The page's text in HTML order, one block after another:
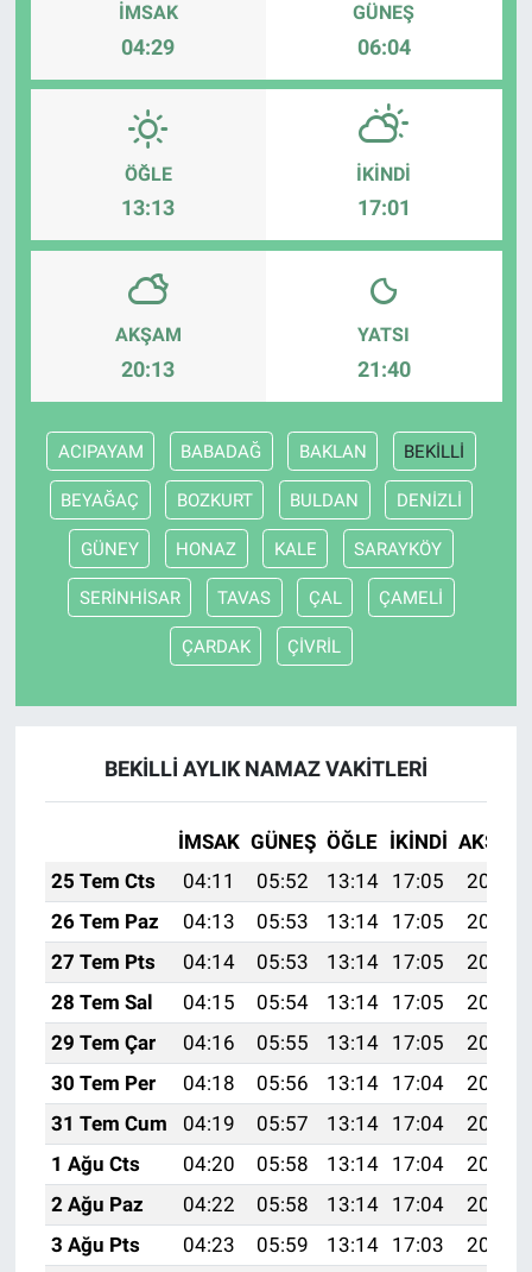
İMSAK
04:29
GÜNEŞ
06:04
ÖĞLE
13:13
İKINDI
17:01
AKŞAM
20:13
YATSI
21:40
ACIPAYAM BABADAĞ BAKLAN BEKİLLİ
BEYAĞAÇ BOZKURT BULDAN DENİZLİ
GÜNEY HONAZ KALE SARAYKÖY
SERİNHİSAR TAVAS ÇAL ÇAMELİ
ÇARDAK ÇİVRİL
BEKİLLİ AYLIK NAMAZ VAKITLERI
İMSAK GÜNEŞ ÖĞLE İKINDI AKŞAM
25 Tem Cts
04:11 05:52 13:14 17:05
20:26
26 Tem Paz
04:13 05:53 13:14 17:05
20:25
27 Tem Pts
04:14 05:53 13:14 17:05
20:25
28 Tem Sal
04:15 05:54 13:14 17:05
20:24
29 Tem Çar
04:16 05:55 13:14 17:05
20:23
30 Tem Per
04:18 05:56 13:14 17:04
20:22
31 Tem Cum
04:19 05:57 13:14 17:04
20:21
1 Ağu Cts
04:20 05:58 13:14 17:04
20:20
2 Ağu Paz
04:22 05:58 13:14 17:04
20:19
3 Ağu Pts
04:23 05:59 13:14 17:03
20:18